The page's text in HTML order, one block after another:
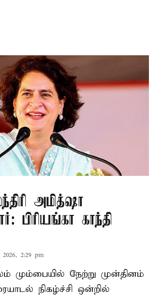
அமித்ஷா
பிரியங்கா காந்தி
2:29 pm
மும்பையில் நேற்று முன்தினம்
நிகழ்ச்சி ஒன்றில்